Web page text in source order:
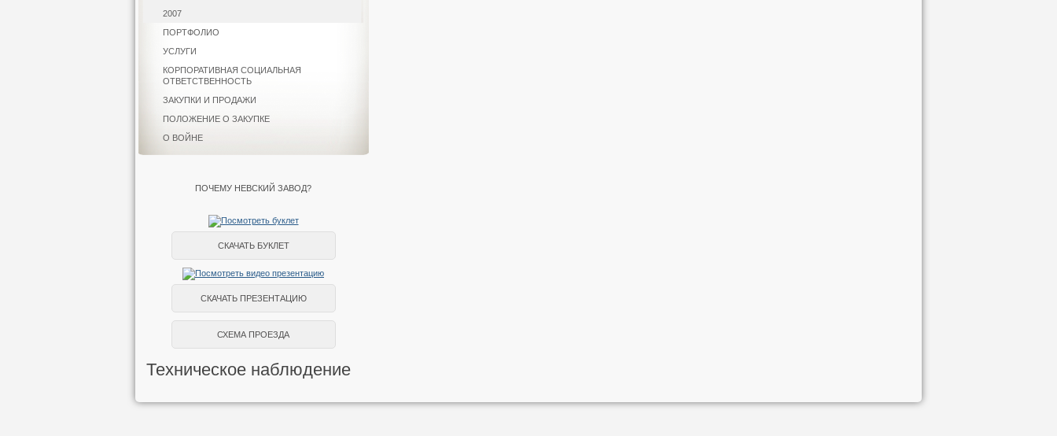
2007
ПОРТФОЛИО
УСЛУГИ
КОРПОРАТИВНАЯ СОЦИАЛЬНАЯ
ОТВЕТСТВЕННОСТЬ
ЗАКУПКИ И ПРОДАЖИ
ПОЛОЖЕНИЕ О ЗАКУПКЕ
О ВОЙНЕ
ПОЧЕМУ НЕВСКИЙ ЗАВОД?
СКАЧАТЬ БУКЛЕТ
СКАЧАТЬ ПРЕЗЕНТАЦИЮ
СХЕМА ПРОЕЗДА
Техническое наблюдение